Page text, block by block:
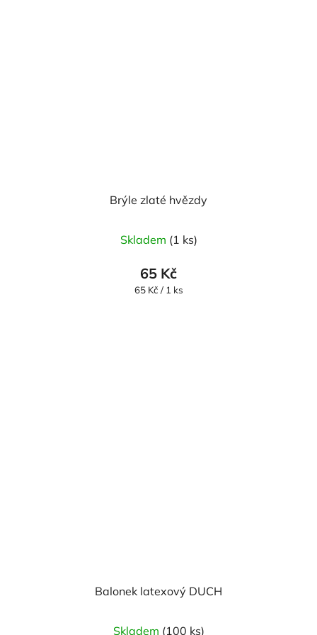
Brýle zlaté hvězdy
Skladem (1 ks)
65 Kč
Měrná
65 Kč / 1 ks
Balonek latexový DUCH
Skladem (100 ks)